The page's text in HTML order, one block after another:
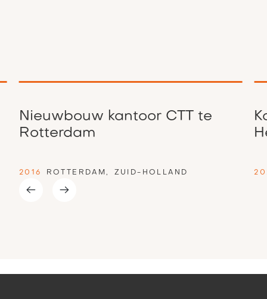
Nieuwbouw kantoor CTT te
Rotterdam
2016 ROTTERDAM, ZUID-HOLLAND
Slide 2 of 4.